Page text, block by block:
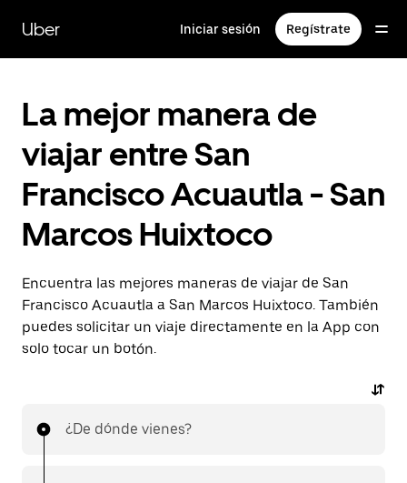
contenido
principal
Uber Iniciar sesión Regístrate
La mejor manera de
viajar entre San
Francisco Acuautla - San
Marcos Huixtoco
Encuentra las mejores maneras de viajar de San
Francisco Acuautla a San Marcos Huixtoco. También
puedes solicitar un viaje directamente en la App con
solo tocar un botón.
¿De dónde vienes?